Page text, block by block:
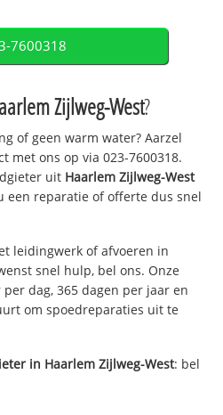
7600318
Zijlweg-West?
of geen warm water? Aarzel
met ons op via 023-7600318.
uit Haarlem Zijlweg-West
een reparatie of offerte dus snel
leidingwerk of afvoeren in
snel hulp, bel ons. Onze
dag, 365 dagen per jaar en
om spoedreparaties uit te
in Haarlem Zijlweg-West: bel